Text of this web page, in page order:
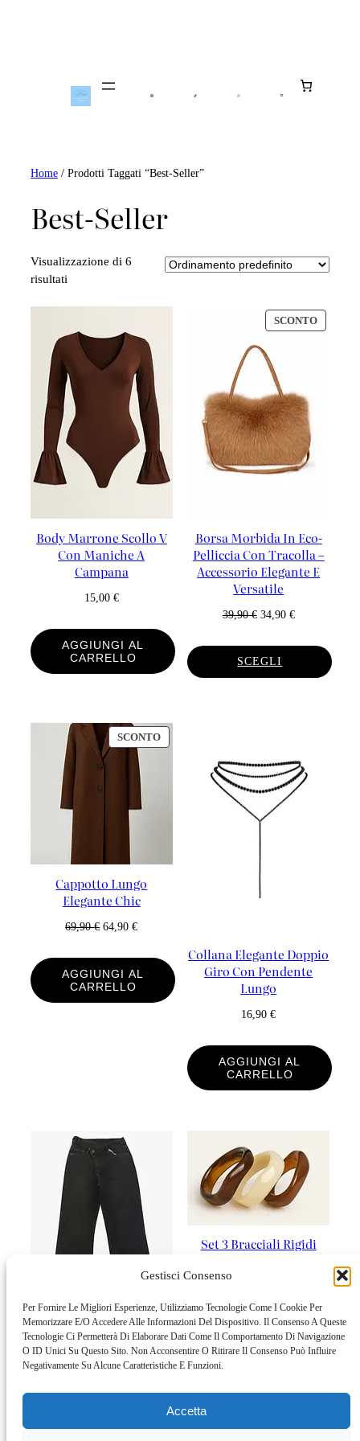
Gestisci Consenso
Per Fornire Le Migliori Esperienze, Utilizziamo Tecnologie Come I Cookie Per
Memorizzare E/o Accedere Alle Informazioni Del Dispositivo. Il Consenso A Queste
Tecnologie Ci Permetterà Di Elaborare Dati Come Il Comportamento Di Navigazione
O ID Unici Su Questo Sito. Non Acconsentire O Ritirare Il Consenso Può Influire
Negativamente Su Alcune Caratteristiche E Funzioni.
Accetta
Home / Prodotti Taggati “best-Seller”
Best-Seller
Visualizzazione di 6
risultati
Body Marrone Scollo V
Con Maniche A
Campana
15,00 €
AGGIUNGI AL
CARRELLO
SCONTO
IN
Borsa Morbida In Eco-
Pelliccia Con Tracolla –
Accessorio Elegante E
Versatile
39,90€ Il
Originale
Era:
39,90 €.
34,90 €Il
Attuale
34,90 €.
SCEGLI
SCONTOPRODOTTO
IN
Cappotto Lungo
Elegante Chic
69,90€ Il
Originale
Era:
69,90 €.
64,90€Il
Attuale
È:
64,90 €.
AGGIUNGI AL
CARRELLO
Collana Elegante Doppio
Giro Con Pendente
Lungo
16,90€
AGGIUNGI AL
CARRELLO
Jeans Donna Straight
Regolare E Gamba Dritta
Set 3 Bracciali Rigidi
AGGIUNGI AL
CARRELLO